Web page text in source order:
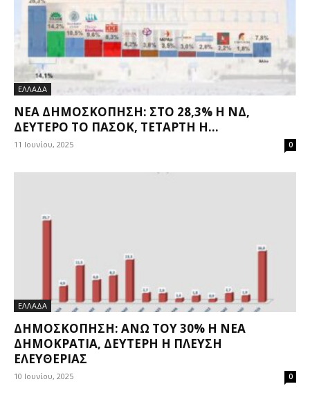
ΕΛΛΑΔΑ
ΝΈΑ ΔΗΜΟΣΚΌΠΗΣΗ: ΣΤΟ 28,3% Η ΝΔ,
ΔΕΎΤΕΡΟ ΤΟ ΠΑΣΟΚ, ΤΈΤΑΡΤΗ Η...
11 Ιουνίου, 2025 0
ΕΛΛΑΔΑ
ΔΗΜΟΣΚΌΠΗΣΗ: ΆΝΩ ΤΟΥ 30% Η ΝΈΑ
ΔΗΜΟΚΡΑΤΊΑ, ΔΕΎΤΕΡΗ Η ΠΛΕΎΣΗ
ΕΛΕΥΘΕΡΊΑΣ
10 Ιουνίου, 2025 0